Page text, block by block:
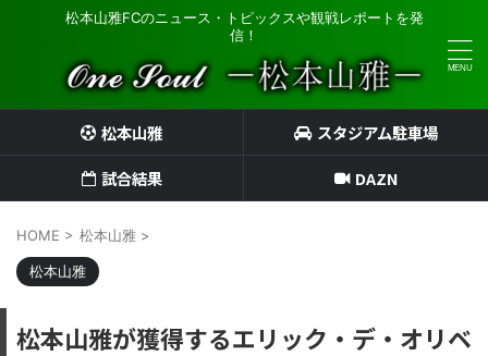
松本山雅FCのニュース・トピックスや観戦レポートを発
信！
松本山雅
スタジアム駐車場
試合結果
DAZN
HOME > 松本山雅 >
松本山雅
松本山雅が獲得するエリック・デ・オリベ